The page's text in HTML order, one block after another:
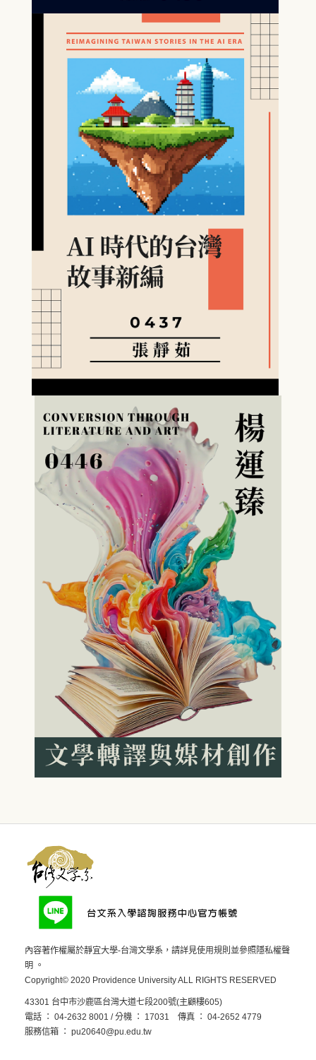
內容著作權屬於靜宜大學-台灣文學系，請詳見使用規則 並參照隱私權聲
明 。
Copyright© 2020 Providence University ALL RIGHTS RESERVED
43301 台中市沙鹿區台灣大道七段200號(主顧樓605)
電話 ： 04-2632 8001 / 分機 ： 17031 傳真 ： 04-2652 4779
服務信箱 ： pu20640@pu.edu.tw